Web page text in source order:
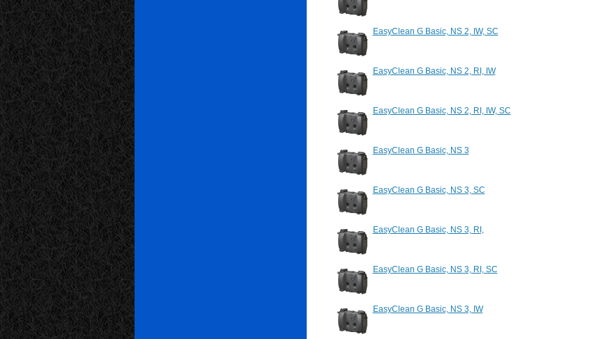
EasyClean G Basic, NS 2, IW, SC
EasyClean G Basic, NS 2, RI, IW
EasyClean G Basic, NS 2, RI, IW, SC
EasyClean G Basic, NS 3
EasyClean G Basic, NS 3, SC
EasyClean G Basic, NS 3, RI,
EasyClean G Basic, NS 3, RI, SC
EasyClean G Basic, NS 3, IW